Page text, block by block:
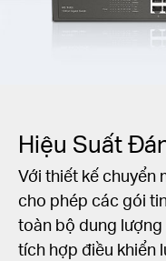
Hiệu Suất
Với thiết kế chuyển
cho phép các gói
toàn bộ dung
tích hợp điều khiển